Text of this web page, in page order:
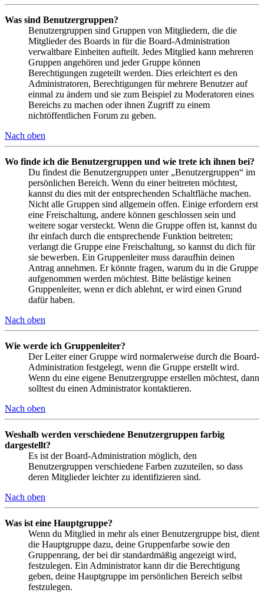
Was sind Benutzergruppen?
Benutzergruppen sind Gruppen von Mitgliedern, die die
Mitglieder des Boards in für die Board-Administration
verwaltbare Einheiten aufteilt. Jedes Mitglied kann mehreren
Gruppen angehören und jeder Gruppe können
Berechtigungen zugeteilt werden. Dies erleichtert es den
Administratoren, Berechtigungen für mehrere Benutzer auf
einmal zu ändern und sie zum Beispiel zu Moderatoren eines
Bereichs zu machen oder ihnen Zugriff zu einem
nichtöffentlichen Forum zu geben.
Nach oben
Wo finde ich die Benutzergruppen und wie trete ich ihnen bei?
Du findest die Benutzergruppen unter „Benutzergruppen“ im
persönlichen Bereich. Wenn du einer beitreten möchtest,
kannst du dies mit der entsprechenden Schaltfläche machen.
Nicht alle Gruppen sind allgemein offen. Einige erfordern erst
eine Freischaltung, andere können geschlossen sein und
weitere sogar versteckt. Wenn die Gruppe offen ist, kannst du
ihr einfach durch die entsprechende Funktion beitreten;
verlangt die Gruppe eine Freischaltung, so kannst du dich für
sie bewerben. Ein Gruppenleiter muss daraufhin deinen
Antrag annehmen. Er könnte fragen, warum du in die Gruppe
aufgenommen werden möchtest. Bitte belästige keinen
Gruppenleiter, wenn er dich ablehnt, er wird einen Grund
dafür haben.
Nach oben
Wie werde ich Gruppenleiter?
Der Leiter einer Gruppe wird normalerweise durch die Board-
Administration festgelegt, wenn die Gruppe erstellt wird.
Wenn du eine eigene Benutzergruppe erstellen möchtest, dann
solltest du einen Administrator kontaktieren.
Nach oben
Weshalb werden verschiedene Benutzergruppen farbig
dargestellt?
Es ist der Board-Administration möglich, den
Benutzergruppen verschiedene Farben zuzuteilen, so dass
deren Mitglieder leichter zu identifizieren sind.
Nach oben
Was ist eine Hauptgruppe?
Wenn du Mitglied in mehr als einer Benutzergruppe bist, dient
die Hauptgruppe dazu, deine Gruppenfarbe sowie den
Gruppenrang, der bei dir standardmäßig angezeigt wird,
festzulegen. Ein Administrator kann dir die Berechtigung
geben, deine Hauptgruppe im persönlichen Bereich selbst
festzulegen.